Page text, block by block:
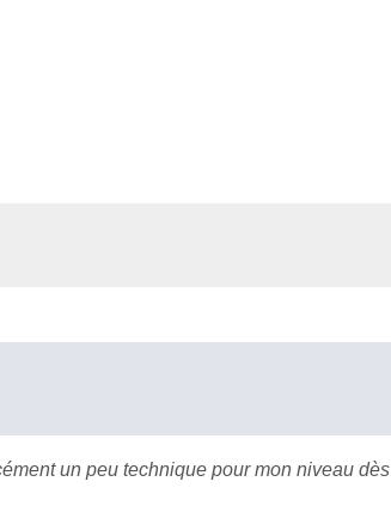
un peu technique pour mon niveau dès